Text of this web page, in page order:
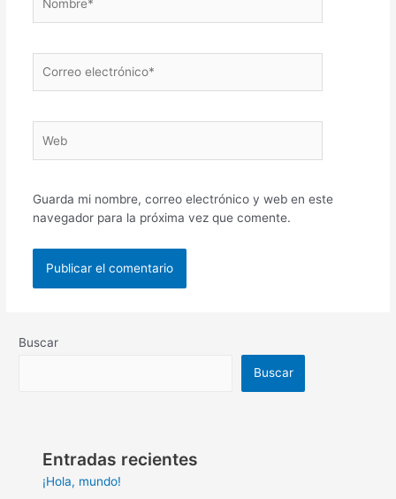
electrónico*
Guarda mi nombre, correo electrónico y web en este
navegador para la próxima vez que comente.
Buscar
Buscar
Entradas recientes
¡Hola, mundo!